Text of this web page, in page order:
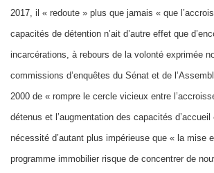
2017, il « redoute » plus que jamais « que
capacités de détention n’ait d’autre effet que
incarcérations, à rebours de la volonté exprimée
commissions d’enquêtes du Sénat et de
2000 de « rompre le cercle vicieux entre
détenus et l’augmentation des capacités
nécessité d’autant plus impérieuse que « la mise
programme immobilier risque de concentrer de